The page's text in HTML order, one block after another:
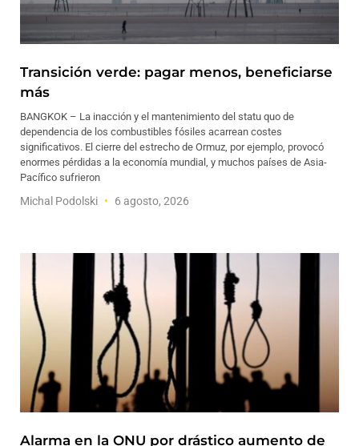
Transición verde: pagar menos, beneficiarse
más
BANGKOK – La inacción y el mantenimiento del statu quo de
dependencia de los combustibles fósiles acarrean costes
significativos. El cierre del estrecho de Ormuz, por ejemplo, provocó
enormes pérdidas a la economía mundial, y muchos países de Asia-
Pacífico sufrieron
Michal Podolski 6 agosto, 2026
Alarma en la ONU por drástico aumento de